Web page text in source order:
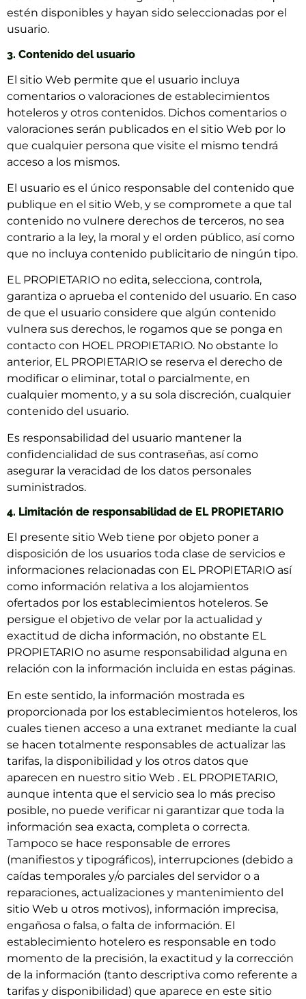
estén disponibles y hayan sido seleccionadas por el
usuario.
3. Contenido del usuario
El sitio Web permite que el usuario incluya
comentarios o valoraciones de establecimientos
hoteleros y otros contenidos. Dichos comentarios o
valoraciones serán publicados en el sitio Web por lo
que cualquier persona que visite el mismo tendrá
acceso a los mismos.
El usuario es el único responsable del contenido que
publique en el sitio Web, y se compromete a que tal
contenido no vulnere derechos de terceros, no sea
contrario a la ley, la moral y el orden público, así como
que no incluya contenido publicitario de ningún tipo.
EL PROPIETARIO no edita, selecciona, controla,
garantiza o aprueba el contenido del usuario. En caso
de que el usuario considere que algún contenido
vulnera sus derechos, le rogamos que se ponga en
contacto con HOEL PROPIETARIO. No obstante lo
anterior, EL PROPIETARIO se reserva el derecho de
modificar o eliminar, total o parcialmente, en
cualquier momento, y a su sola discreción, cualquier
contenido del usuario.
Es responsabilidad del usuario mantener la
confidencialidad de sus contraseñas, así como
asegurar la veracidad de los datos personales
suministrados.
4. Limitación de responsabilidad de EL PROPIETARIO
El presente sitio Web tiene por objeto poner a
disposición de los usuarios toda clase de servicios e
informaciones relacionadas con EL PROPIETARIO así
como información relativa a los alojamientos
ofertados por los establecimientos hoteleros. Se
persigue el objetivo de velar por la actualidad y
exactitud de dicha información, no obstante EL
PROPIETARIO no asume responsabilidad alguna en
relación con la información incluida en estas páginas.
En este sentido, la información mostrada es
proporcionada por los establecimientos hoteleros, los
cuales tienen acceso a una extranet mediante la cual
se hacen totalmente responsables de actualizar las
tarifas, la disponibilidad y los otros datos que
aparecen en nuestro sitio Web . EL PROPIETARIO,
aunque intenta que el servicio sea lo más preciso
posible, no puede verificar ni garantizar que toda la
información sea exacta, completa o correcta.
Tampoco se hace responsable de errores
(manifiestos y tipográficos), interrupciones (debido a
caídas temporales y/o parciales del servidor o a
reparaciones, actualizaciones y mantenimiento del
sitio Web u otros motivos), información imprecisa,
engañosa o falsa, o falta de información. El
establecimiento hotelero es responsable en todo
momento de la precisión, la exactitud y la corrección
de la información (tanto descriptiva como referente a
tarifas y disponibilidad) que aparece en este sitio